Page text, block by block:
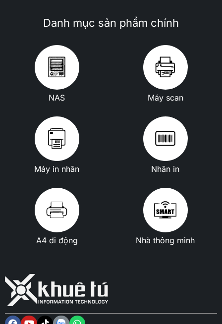
Danh mục sản phẩm chính
NAS Máy scan
Máy in nhãn Nhãn in
A4 di động Nhà thông minh